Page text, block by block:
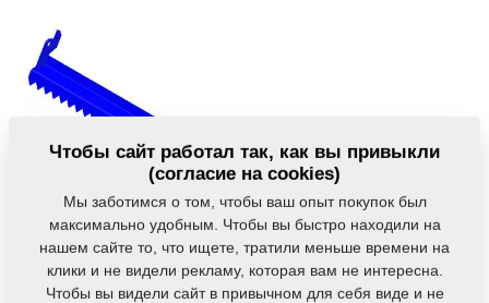
Мои
машины
скачиванию
Чтобы сайт работал так, как вы привыкли
(согласие на cookies)
Мы заботимся о том, чтобы ваш опыт покупок был
максимально удобным. Чтобы вы быстро находили на
нашем сайте то, что ищете, тратили меньше времени на
клики и не видели рекламу, которая вам не интересна.
Чтобы вы видели сайт в привычном для себя виде и не